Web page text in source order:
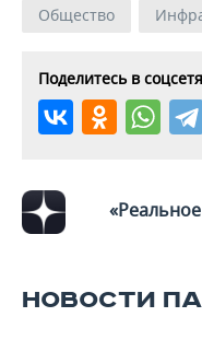
Общество
Поделитесь в
НОВОСТИ